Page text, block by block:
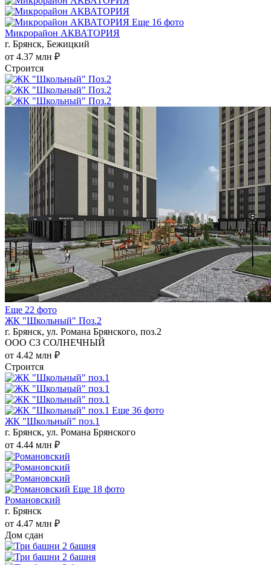
Еще 16 фото
Микрорайон АКВАТОРИЯ
г. Брянск, Бежицкий
от 4.37 млн ₽
Строится
Еще 22 фото
ЖК "Школьный" Поз.2
г. Брянск, ул. Романа Брянского, поз.2
ООО СЗ СОЛНЕЧНЫЙ
от 4.42 млн ₽
Строится
Еще 36 фото
ЖК "Школьный" поз.1
г. Брянск, ул. Романа Брянского
от 4.44 млн ₽
Еще 18 фото
Романовский
г. Брянск
от 4.47 млн ₽
Дом сдан